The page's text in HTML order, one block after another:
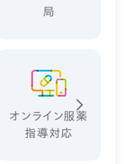
局
オンライン服薬
指導対応